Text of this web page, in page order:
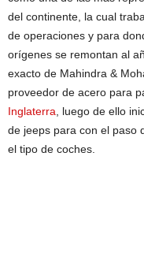
del continente, la cual
de operaciones y para
orígenes se remontan al
exacto de Mahindra &
proveedor de acero para
Inglaterra, luego de ello
de jeeps para con el paso
el tipo de coches.